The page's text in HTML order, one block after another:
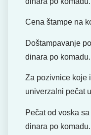
Cena štampe na
Doštampavanje
dinara po komadu.
Za pozivnice koje
univerzalni pečat
Pečat od voska
dinara po komadu.